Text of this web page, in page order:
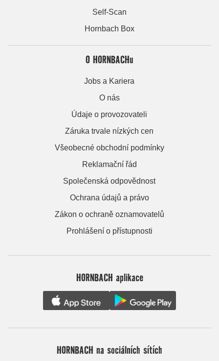
Self-Scan
Hornbach Box
O HORNBACHu
Jobs a Kariera
O nás
Údaje o provozovateli
Záruka trvale nízkých cen
Všeobecné obchodní podmínky
Reklamační řád
Společenská odpovědnost
Ochrana údajů a právo
Zákon o ochraně oznamovatelů
Prohlášení o přístupnosti
HORNBACH aplikace
HORNBACH na sociálních sítích